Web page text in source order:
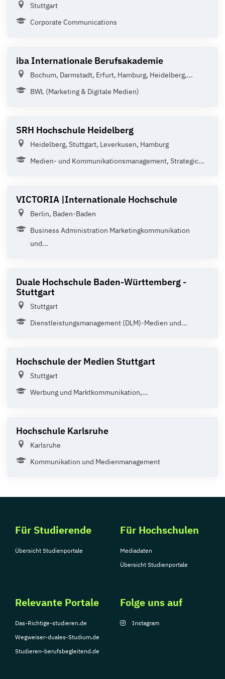
Stuttgart
Corporate Communications
iba Internationale Berufsakademie
Bochum, Darmstadt, Erfurt, Hamburg, Heidelberg,...
BWL (Marketing & Digitale Medien)
SRH Hochschule Heidelberg
Heidelberg, Stuttgart, Leverkusen, Hamburg
Medien- und Kommunikationsmanagement, Strategic...
VICTORIA |Internationale Hochschule
Berlin, Baden-Baden
Business Administration Marketingkommunikation
und...
Duale Hochschule Baden-Württemberg -
Stuttgart
Stuttgart
Dienstleistungsmanagement (DLM)-Medien und...
Hochschule der Medien Stuttgart
Stuttgart
Werbung und Marktkommunikation,...
Hochschule Karlsruhe
Karlsruhe
Kommunikation und Medienmanagement
Für Studierende
Übersicht Studienportale
Für Hochschulen
Mediadaten
Übersicht Studienportale
Relevante Portale
Das-Richtige-studieren.de
Wegweiser-duales-Studium.de
Studieren-berufsbegleitend.de
Folge uns auf
Instagram